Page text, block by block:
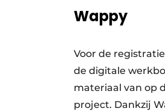
Wappy
Voor de
de digitale
materiaal van op
project. Dankzij